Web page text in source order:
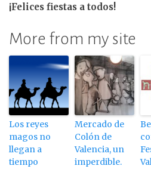
¡Felices fiestas a todos!
More from my site
Los reyes
magos no
llegan a
tiempo
Mercado de
Colón de
Valencia, un
imperdible.